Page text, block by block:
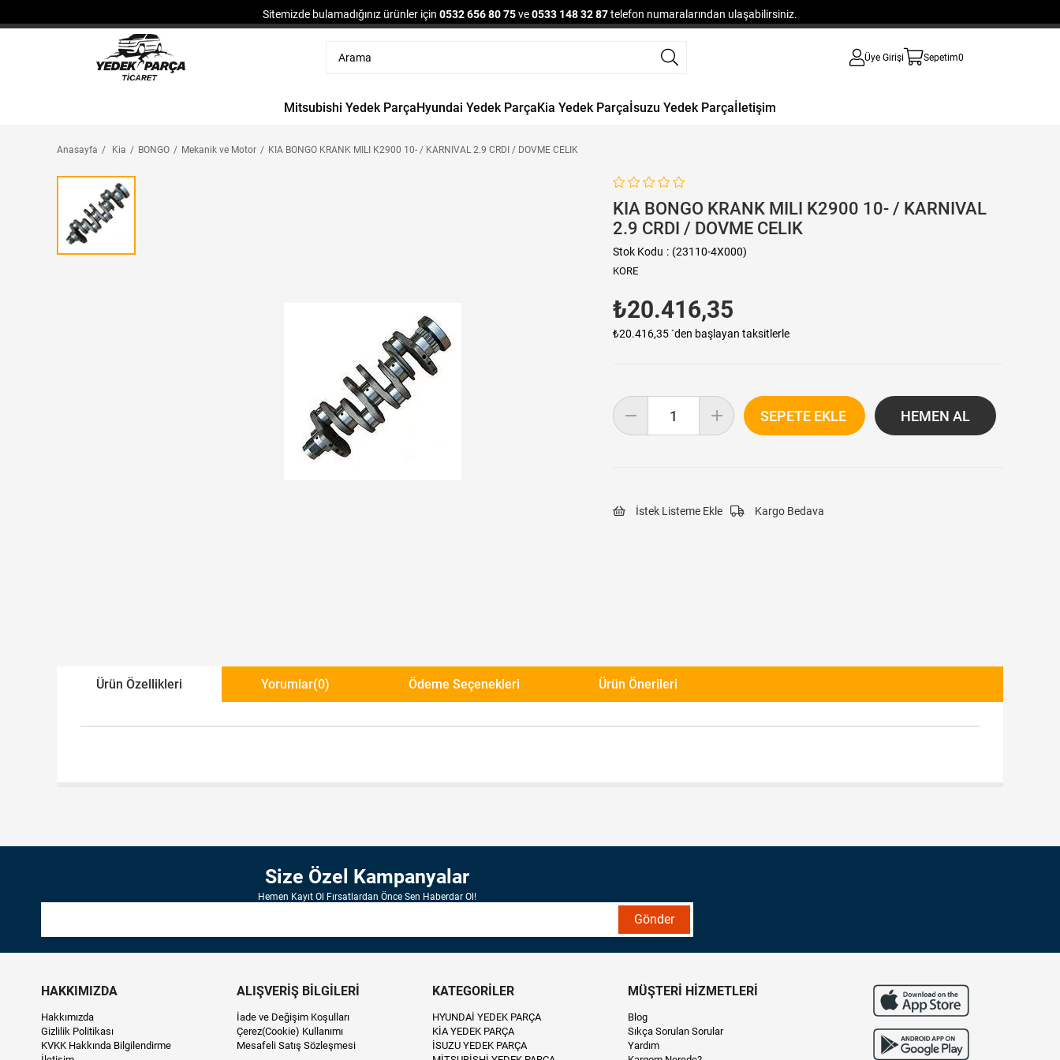
Sitemizde bulamadığınız ürünler için 0532 656 80 75ve0533 148 32 87telefon numaralarından ulaşabilirsiniz.
Üye Girişi Sepetim0
Mitsubishi Yedek ParçaHyundai Yedek ParçaKia Yedek Parçaİsuzu Yedek Parçaİletişim
Anasayfa Kia BONGO Mekanik ve Motor KIA BONGO KRANK MILI K2900 10- / KARNIVAL 2.9 CRDI / DOVME CELIK
KIA BONGO KRANK MILI K2900 10- / KARNIVAL
2.9 CRDI / DOVME CELIK
Stok Kodu (23110-4X000)
KORE
₺20.416,35
₺20.416,35`den başlayan taksitlerle
İstek Listeme Ekle Kargo Bedava
Ürün Özellikleri Yorumlar(0) Ödeme Seçenekleri Ürün Önerileri
Size Özel Kampanyalar
Hemen Kayıt Ol Fırsatlardan Önce Sen Haberdar Ol!
Gönder
HAKKIMIZDA
Hakkımızda
Gizlilik Politikası
KVKK Hakkında Bilgilendirme
ALIŞVERİŞ BİLGİLERİ
İade ve Değişim Koşulları
Çerez(Cookie) Kullanımı
Mesafeli Satış Sözleşmesi
KATEGORİLER
HYUNDAİ YEDEK PARÇA
KİA YEDEK PARÇA
İSUZU YEDEK PARÇA
MÜŞTERİ HİZMETLERİ
Blog
Sıkça Sorulan Sorular
Yardım